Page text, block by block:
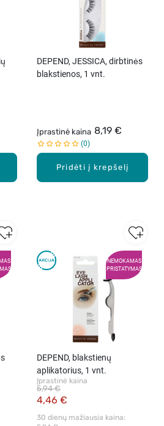
Pridėti į krepšelį
DEPEND, JESSICA, dirbtinės
blakstienos, 1 vnt.
Įprastinė kaina 8,19 €
0
NEMOKAMAS
PRISTATYMAS
DEPEND, blakstienų
aplikatorius, 1 vnt.
Įprastinė kaina
4,46 €
5,94 €
30 dienų mažiausia kaina: